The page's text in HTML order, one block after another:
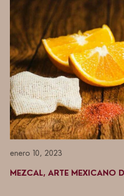
enero 10, 2023
MEZCAL, ARTE MEXICANO